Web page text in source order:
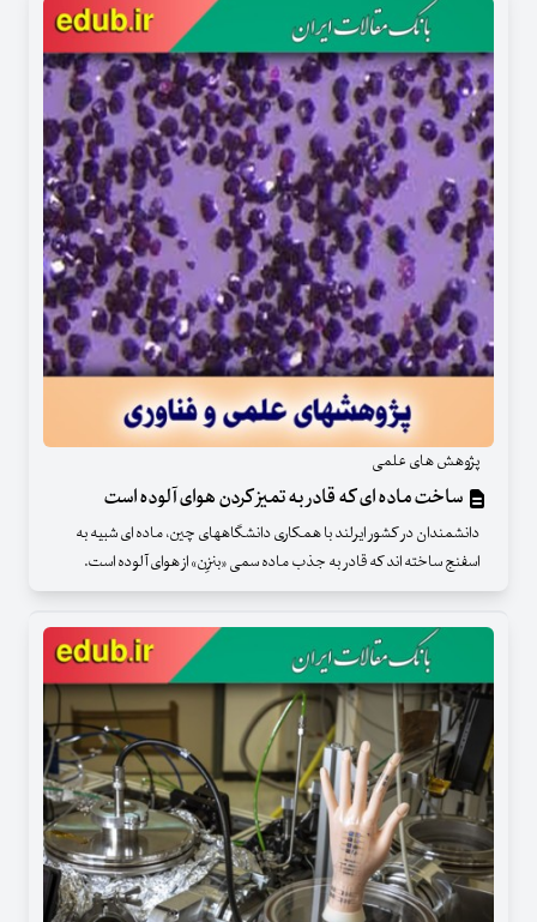
پژوهش های علمی
ساخت ماده ای که قادر به تمیز کردن هوای آلوده است
دانشمندان در کشور ایرلند با همکاری دانشگاههای چین، ماده ای شبیه به
اسفنج ساخته اند که قادر به جذب ماده سمی «بنزِن» از هوای آلوده است.